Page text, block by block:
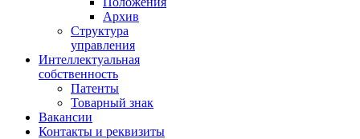
Архив
Структура
управления
Интеллектуальная
собственность
Патенты
Товарный знак
Вакансии
Контакты и реквизиты